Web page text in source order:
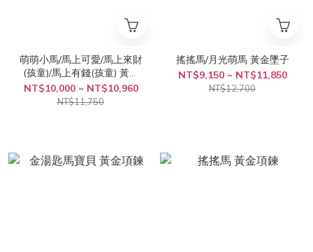
萌萌小馬/馬上可愛/馬上來財
(孩童)/馬上有錢(孩童) 黃金
墜子
NT$10,000 ~ NT$10,960
NT$11,750
搖搖馬/月光萌馬 黃金墜子
NT$9,150 ~ NT$11,850
NT$12,700